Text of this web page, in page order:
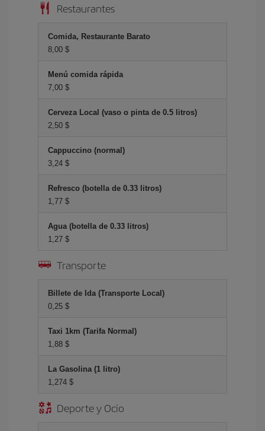
Restaurantes
Comida, Restaurante Barato
8,00 $
Menú comida rápida
7,00 $
Cerveza Local (vaso o pinta de 0.5 litros)
2,50 $
Cappuccino (normal)
3,24 $
Refresco (botella de 0.33 litros)
1,77 $
Agua (botella de 0.33 litros)
1,27 $
Transporte
Billete de Ida (Transporte Local)
0,25 $
Taxi 1km (Tarifa Normal)
1,88 $
La Gasolina (1 litro)
1,274 $
Deporte y Ocio